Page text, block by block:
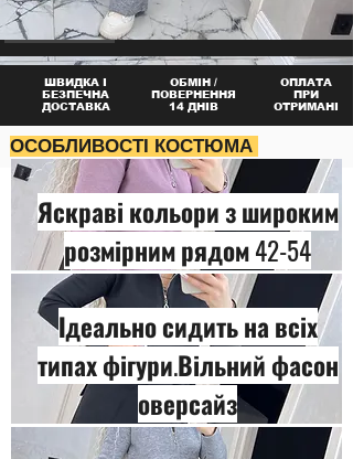
ШВИДКА І
БЕЗПЕЧНА
ДОСТАВКА
ОБМІН /
ПОВЕРНЕННЯ
14 ДНІВ
ОПЛАТА
ПРИ
ОТРИМАНІ
ОСОБЛИВОСТІ КОСТЮМА
Яскраві кольори з широким
розмірним рядом 42-54
Ідеально сидить на всіх
типах фігури.Вільний фасон
оверсайз